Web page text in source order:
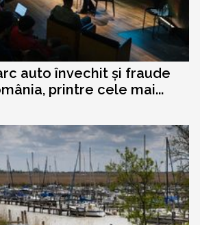
auto învechit și fraude
printre cele mai...